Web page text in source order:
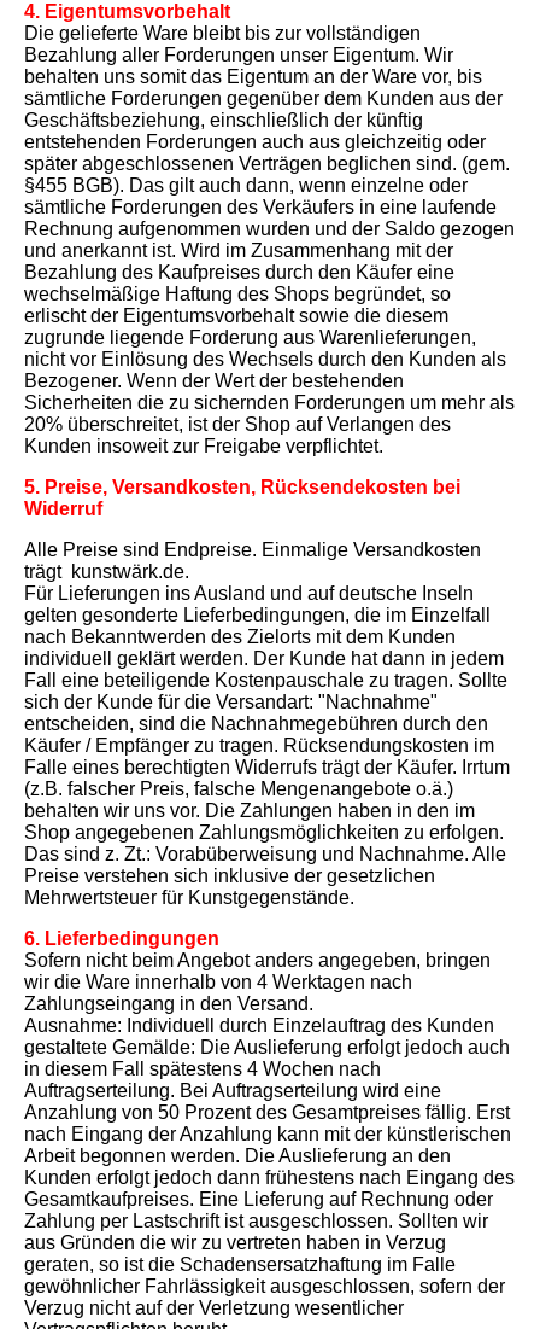
4. Eigentumsvorbehalt
Die gelieferte Ware bleibt bis zur vollständigen
Bezahlung aller Forderungen unser Eigentum. Wir
behalten uns somit das Eigentum an der Ware vor, bis
sämtliche Forderungen gegenüber dem Kunden aus der
Geschäftsbeziehung, einschließlich der künftig
entstehenden Forderungen auch aus gleichzeitig oder
später abgeschlossenen Verträgen beglichen sind. (gem.
§455 BGB). Das gilt auch dann, wenn einzelne oder
sämtliche Forderungen des Verkäufers in eine laufende
Rechnung aufgenommen wurden und der Saldo gezogen
und anerkannt ist. Wird im Zusammenhang mit der
Bezahlung des Kaufpreises durch den Käufer eine
wechselmäßige Haftung des Shops begründet, so
erlischt der Eigentumsvorbehalt sowie die diesem
zugrunde liegende Forderung aus Warenlieferungen,
nicht vor Einlösung des Wechsels durch den Kunden als
Bezogener. Wenn der Wert der bestehenden
Sicherheiten die zu sichernden Forderungen um mehr als
20% überschreitet, ist der Shop auf Verlangen des
Kunden insoweit zur Freigabe verpflichtet.
5. Preise, Versandkosten, Rücksendekosten bei
Widerruf
Alle Preise sind Endpreise. Einmalige Versandkosten
trägt kunstwärk.de.
Für Lieferungen ins Ausland und auf deutsche Inseln
gelten gesonderte Lieferbedingungen, die im Einzelfall
nach Bekanntwerden des Zielorts mit dem Kunden
individuell geklärt werden. Der Kunde hat dann in jedem
Fall eine beteiligende Kostenpauschale zu tragen. Sollte
sich der Kunde für die Versandart: "Nachnahme"
entscheiden, sind die Nachnahmegebühren durch den
Käufer / Empfänger zu tragen. Rücksendungskosten im
Falle eines berechtigten Widerrufs trägt der Käufer. Irrtum
(z.B. falscher Preis, falsche Mengenangebote o.ä.)
behalten wir uns vor. Die Zahlungen haben in den im
Shop angegebenen Zahlungsmöglichkeiten zu erfolgen.
Das sind z. Zt.: Vorabüberweisung und Nachnahme. Alle
Preise verstehen sich inklusive der gesetzlichen
Mehrwertsteuer für Kunstgegenstände.
6. Lieferbedingungen
Sofern nicht beim Angebot anders angegeben, bringen
wir die Ware innerhalb von 4 Werktagen nach
Zahlungseingang in den Versand.
Ausnahme: Individuell durch Einzelauftrag des Kunden
gestaltete Gemälde: Die Auslieferung erfolgt jedoch auch
in diesem Fall spätestens 4 Wochen nach
Auftragserteilung. Bei Auftragserteilung wird eine
Anzahlung von 50 Prozent des Gesamtpreises fällig. Erst
nach Eingang der Anzahlung kann mit der künstlerischen
Arbeit begonnen werden. Die Auslieferung an den
Kunden erfolgt jedoch dann frühestens nach Eingang des
Gesamtkaufpreises. Eine Lieferung auf Rechnung oder
Zahlung per Lastschrift ist ausgeschlossen. Sollten wir
aus Gründen die wir zu vertreten haben in Verzug
geraten, so ist die Schadensersatzhaftung im Falle
gewöhnlicher Fahrlässigkeit ausgeschlossen, sofern der
Verzug nicht auf der Verletzung wesentlicher